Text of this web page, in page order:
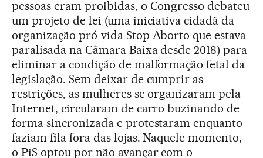
pessoas eram proibidas, o Congresso debateu
um projeto de lei (uma iniciativa cidadã da
organização pró-vida Stop Aborto que estava
paralisada na Câmara Baixa desde 2018) para
eliminar a condição de malformação fetal da
legislação. Sem deixar de cumprir as
restrições, as mulheres se organizaram pela
Internet, circularam de carro buzinando de
forma sincronizada e protestaram enquanto
faziam fila fora das lojas. Naquele momento,
o PiS optou por não avançar com o